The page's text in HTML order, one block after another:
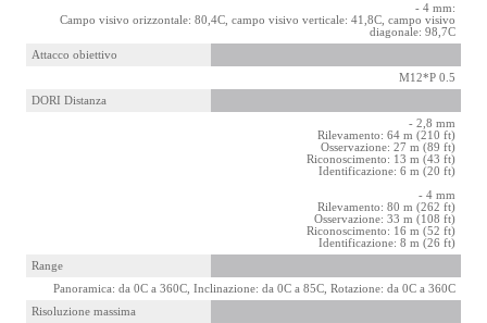
- 4 mm:
Campo visivo orizzontale: 80,4C, campo visivo verticale: 41,8C, campo visivo
diagonale: 98,7C
Attacco obiettivo
M12*P 0.5
DORI Distanza
- 2,8 mm
Rilevamento: 64 m (210 ft)
Osservazione: 27 m (89 ft)
Riconoscimento: 13 m (43 ft)
Identificazione: 6 m (20 ft)
- 4 mm
Rilevamento: 80 m (262 ft)
Osservazione: 33 m (108 ft)
Riconoscimento: 16 m (52 ft)
Identificazione: 8 m (26 ft)
Range
Panoramica: da 0C a 360C, Inclinazione: da 0C a 85C, Rotazione: da 0C a 360C
Risoluzione massima